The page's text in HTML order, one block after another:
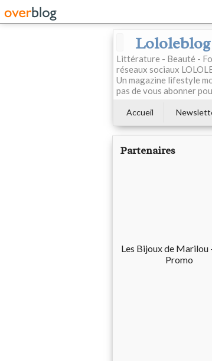
Littérature - Beauté -
réseaux sociaux
Un magazine lifestyle
pas de vous abonner
Accueil
Partenaires
Les Bijoux de Marilou
Promo